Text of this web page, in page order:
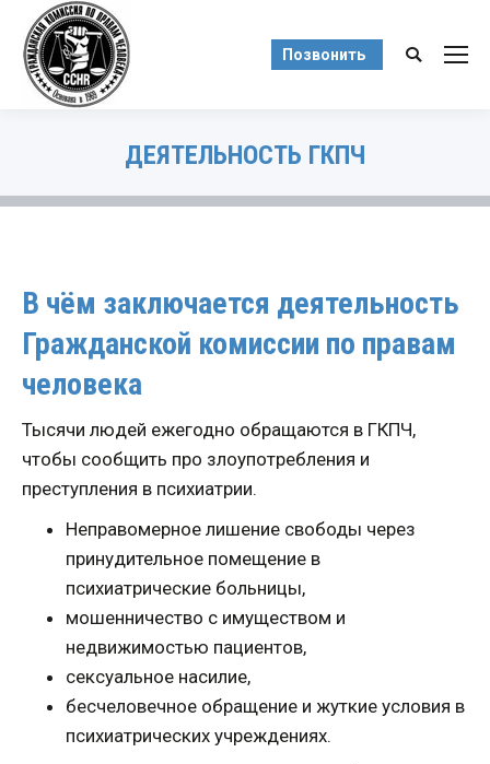
Позвонить Поиск:
ДЕЯТЕЛЬНОСТЬ ГКПЧ
В чём заключается деятельность
Гражданской комиссии по правам
человека
Тысячи людей ежегодно обращаются в ГКПЧ,
чтобы сообщить про злоупотребления и
преступления в психиатрии.
Неправомерное лишение свободы через
принудительное помещение в
психиатрические больницы,
мошенничество с имуществом и
недвижимостью пациентов,
сексуальное насилие,
бесчеловечное обращение и жуткие условия в
психиатрических учреждениях.